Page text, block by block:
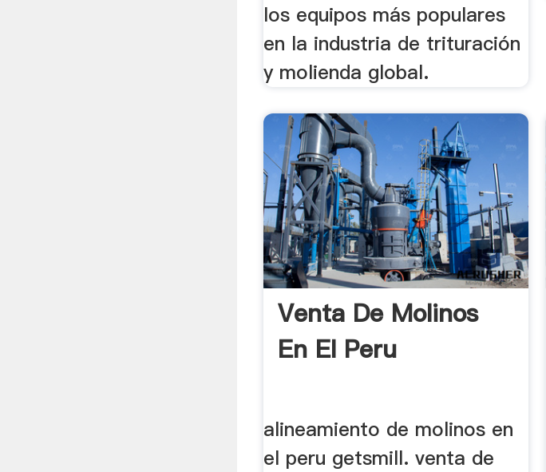
los equipos más populares
en la industria de trituración
y molienda global.
Venta De Molinos
En El Peru
alineamiento de molinos en
el peru getsmill. venta de